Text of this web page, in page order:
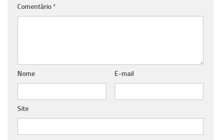
Comentário *
E-mail
Nome
Site